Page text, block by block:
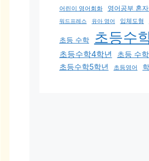
어린이 영어회화 영어공부 혼
워드프레스 유아 영어 입체도형
초등 수학 초등수
초등수학4학년
초등 수
초등수학5학년
초등영어